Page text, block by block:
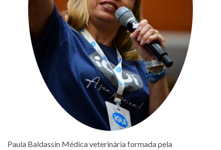
Paula Baldassin Médica veterinária formada pela